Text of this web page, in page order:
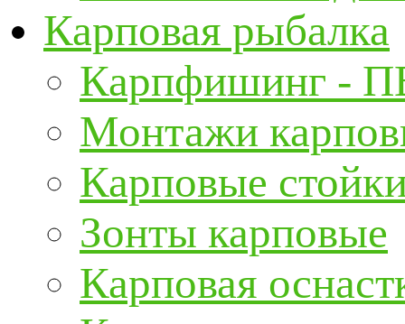
Карповая рыбалка
Карпфишинг -
Монтажи
Карповые
Зонты карповые
Карповая